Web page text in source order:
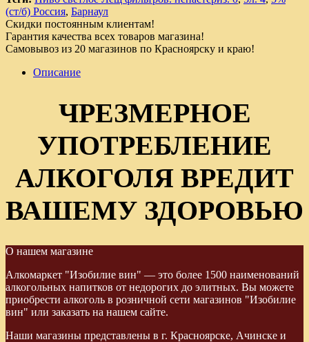
(ст/б) Россия, Барнаул
Скидки постоянным клиентам!
Гарантия качества всех товаров магазина!
Самовывоз из 20 магазинов по Красноярску и краю!
Описание
ЧРЕЗМЕРНОЕ
УПОТРЕБЛЕНИЕ
АЛКОГОЛЯ ВРЕДИТ
ВАШЕМУ ЗДОРОВЬЮ
О нашем магазине
Алкомаркет "Изобилие вин" — это более 1500 наименований
алкогольных напитков от недорогих до элитных. Вы можете
приобрести алкоголь в розничной сети магазинов "Изобилие
вин" или заказать на нашем сайте.
Наши магазины представлены в г. Красноярске, Ачинске и